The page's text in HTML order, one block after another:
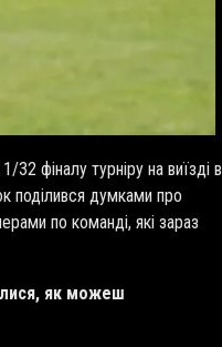
фіналу турніру на виїзді в
поділився думками про
по команді, які зараз
як можеш